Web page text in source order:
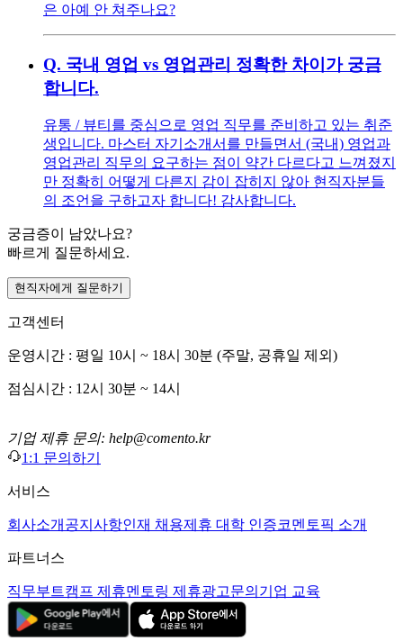
은 아예 안 쳐주나요?
Q. 국내 영업 vs 영업관리 정확한 차이가 궁금
합니다.
유통 / 뷰티를 중심으로 영업 직무를 준비하고 있는 취준
생입니다. 마스터 자기소개서를 만들면서 (국내) 영업과
영업관리 직무의 요구하는 점이 약간 다르다고 느껴졌지
만 정확히 어떻게 다른지 감이 잡히지 않아 현직자분들
의 조언을 구하고자 합니다! 감사합니다.
궁금증이 남았나요?
빠르게 질문하세요.
현직자에게 질문하기
고객센터
운영시간 : 평일 10시 ~ 18시 30분 (주말, 공휴일 제외)
점심시간 : 12시 30분 ~ 14시
기업 제휴 문의: help@comento.kr
1:1 문의하기
서비스
회사소개 공지사항인재 채용제휴 대학 인증코멘토픽 소개
파트너스
직무부트캠프 제휴멘토링 제휴광고문의 기업 교육